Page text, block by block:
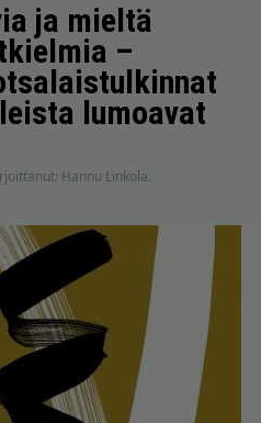
ja mieltä
–
lumoavat
Hannu Linkola.